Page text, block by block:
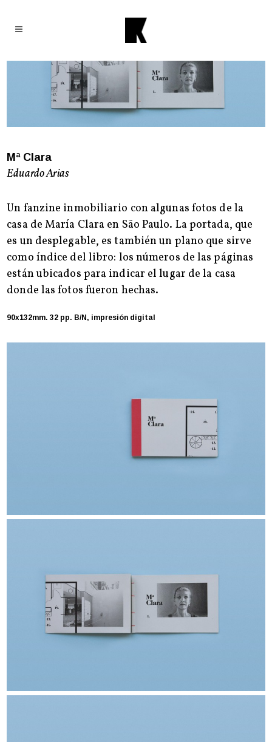
Mª Clara
Eduardo Arias
Un fanzine inmobiliario con algunas fotos de la
casa de María Clara en São Paulo. La portada, que
es un desplegable, es también un plano que sirve
como índice del libro: los números de las páginas
están ubicados para indicar el lugar de la casa
donde las fotos fueron hechas.
90x132mm. 32 pp. B/N, impresión digital